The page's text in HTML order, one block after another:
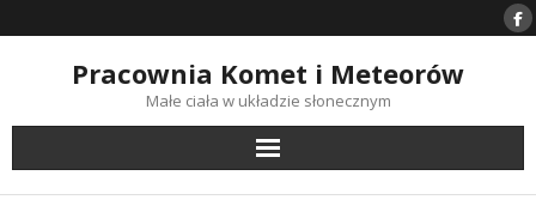
to
Pracownia Komet i Meteorów
Małe ciała w układzie słonecznym